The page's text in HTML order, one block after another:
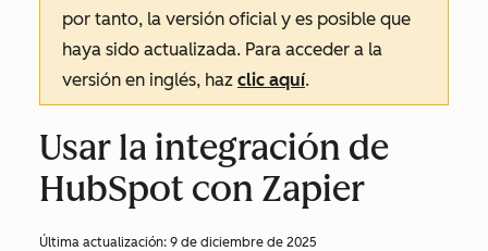
por tanto, la versión oficial y es posible que
haya sido actualizada. Para acceder a la
versión en inglés, haz clic aquí.
Usar la integración de
HubSpot con Zapier
Última actualización: 9 de diciembre de 2025